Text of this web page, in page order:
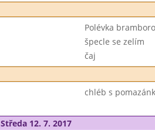
Polévka
špecle se zelím
čaj
chléb s
Středa 12. 7. 2017